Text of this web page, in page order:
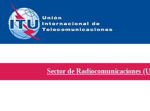
Sector de Radiocomunicaciones